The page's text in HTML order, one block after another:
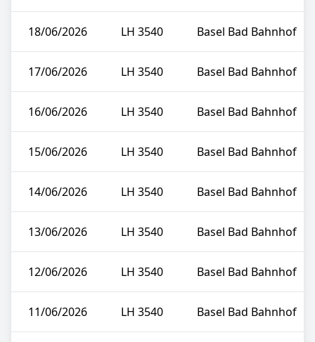
18/06/2026 LH 3540 Basel Bad Bahnhof
17/06/2026 LH 3540 Basel Bad Bahnhof
16/06/2026 LH 3540 Basel Bad Bahnhof
15/06/2026 LH 3540 Basel Bad Bahnhof
14/06/2026 LH 3540 Basel Bad Bahnhof
13/06/2026 LH 3540 Basel Bad Bahnhof
12/06/2026 LH 3540 Basel Bad Bahnhof
11/06/2026 LH 3540 Basel Bad Bahnhof